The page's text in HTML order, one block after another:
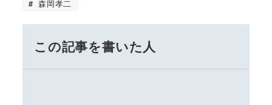
森岡孝二
この記事を書いた人